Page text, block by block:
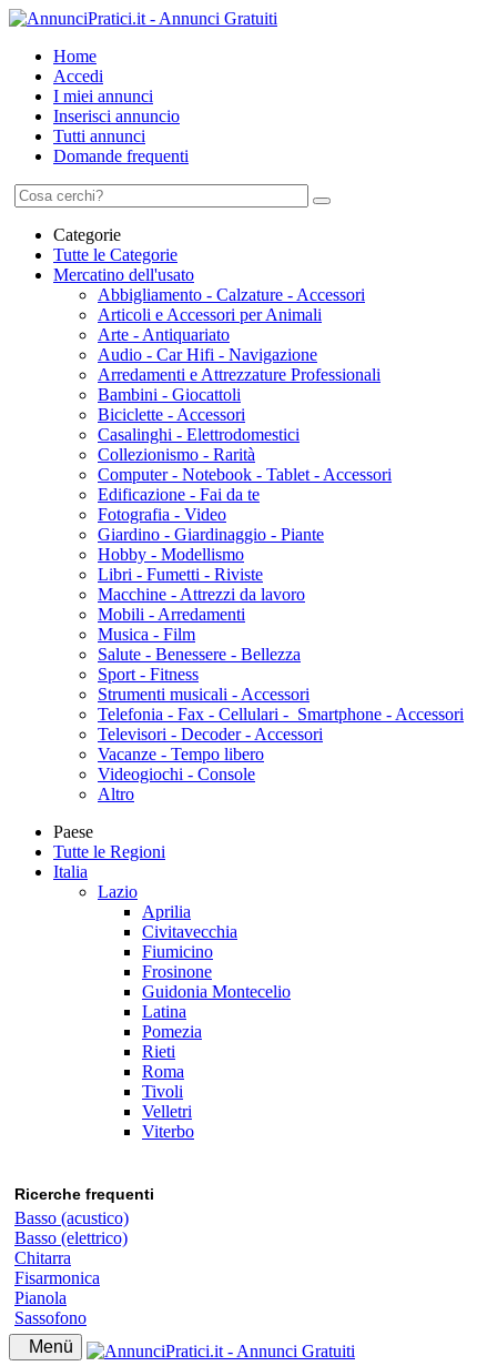
Home
Accedi
I miei annunci
Inserisci annuncio
Tutti annunci
Domande frequenti
Categorie
Tutte le Categorie
Mercatino dell'usato
Abbigliamento - Calzature - Accessori
Articoli e Accessori per Animali
Arte - Antiquariato
Audio - Car Hifi - Navigazione
Arredamenti e Attrezzature Professionali
Bambini - Giocattoli
Biciclette - Accessori
Casalinghi - Elettrodomestici
Collezionismo - Rarità
Computer - Notebook - Tablet - Accessori
Edificazione - Fai da te
Fotografia - Video
Giardino - Giardinaggio - Piante
Hobby - Modellismo
Libri - Fumetti - Riviste
Macchine - Attrezzi da lavoro
Mobili - Arredamenti
Musica - Film
Salute - Benessere - Bellezza
Sport - Fitness
Strumenti musicali - Accessori
Telefonia - Fax - Cellulari - Smartphone - Accessori
Televisori - Decoder - Accessori
Vacanze - Tempo libero
Videogiochi - Console
Altro
Paese
Tutte le Regioni
Italia
Lazio
Aprilia
Civitavecchia
Fiumicino
Frosinone
Guidonia Montecelio
Latina
Pomezia
Rieti
Roma
Tivoli
Velletri
Viterbo
Ricerche frequenti
Basso (acustico)
Basso (elettrico)
Chitarra
Fisarmonica
Pianola
Sassofono
Menü